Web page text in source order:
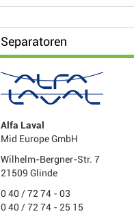
Separatoren
Alfa Laval
Mid Europe GmbH
Wilhelm-Bergner-Str. 7
21509 Glinde
0 40 / 72 74 - 03
0 40 / 72 74 - 25 15